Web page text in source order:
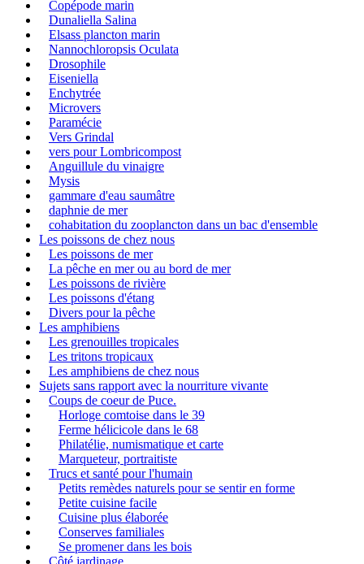
Copépode marin
Dunaliella Salina
Elsass plancton marin
Nannochloropsis Oculata
Drosophile
Eiseniella
Enchytrée
Microvers
Paramécie
Vers Grindal
vers pour Lombricompost
Anguillule du vinaigre
Mysis
gammare d'eau saumâtre
daphnie de mer
cohabitation du zooplancton dans un bac d'ensemble
Les poissons de chez nous
Les poissons de mer
La pêche en mer ou au bord de mer
Les poissons de rivière
Les poissons d'étang
Divers pour la pêche
Les amphibiens
Les grenouilles tropicales
Les tritons tropicaux
Les amphibiens de chez nous
Sujets sans rapport avec la nourriture vivante
Coups de coeur de Puce.
Horloge comtoise dans le 39
Ferme hélicicole dans le 68
Philatélie, numismatique et carte
Marqueteur, portraitiste
Trucs et santé pour l'humain
Petits remèdes naturels pour se sentir en forme
Petite cuisine facile
Cuisine plus élaborée
Conserves familiales
Se promener dans les bois
Côté jardinage